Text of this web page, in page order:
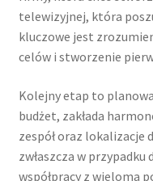
telewizyjnej, która
kluczowe jest
celów i stworzenie
Kolejny etap to
budżet, zakłada
zespół oraz lokalizacje
zwłaszcza w
współpracy z wieloma